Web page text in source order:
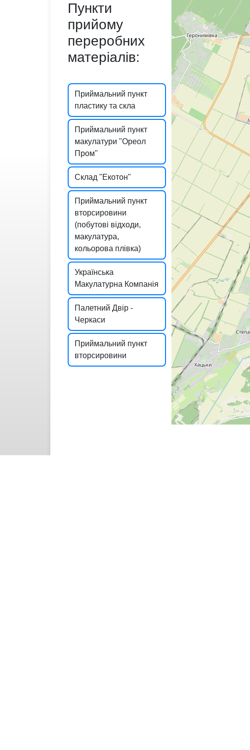
Пункти
прийому
переробних
матеріалів:
Приймальний пункт
пластику та скла
Приймальний пункт
макулатури "Ореол
Пром"
Склад "Екотон"
Приймальний пункт
вторсировини
(побутові відходи,
макулатура,
кольорова плівка)
Українська
Макулатурна Компанія
Палетний Двір -
Черкаси
Приймальний пункт
вторсировини